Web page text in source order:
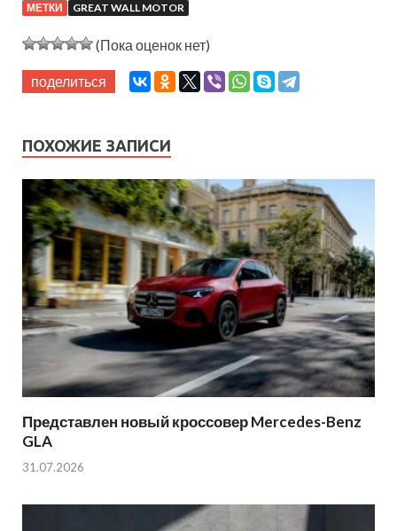
МЕТКИ GREAT WALL MOTOR
(Пока оценок нет)
поделиться
ПОХОЖИЕ ЗАПИСИ
Представлен новый кроссовер Mercedes-Benz
GLA
31.07.2026